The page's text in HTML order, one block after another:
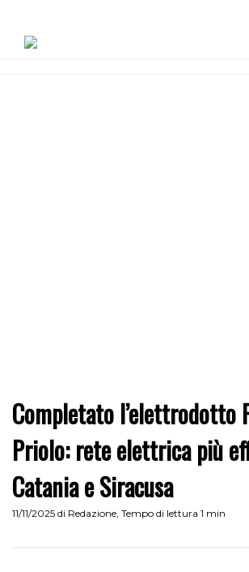
Completato l’elettrodotto
Priolo: rete elettrica più
Catania e Siracusa
11/11/2025 di Redazione, Tempo di lettura 1 min